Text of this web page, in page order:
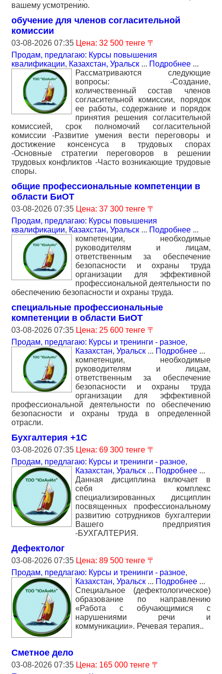
вашему усмотрению.
обучение для членов согласительной
комиссии
03-08-2026 07:35 Цена: 32 500 тенге 〒
Продам, предлагаю: Курсы повышения
квалификации, Казахстан, Уральск ... Подробнее ...
Рассматриваются следующие
вопросы: -Создание,
количественный состав членов
согласительной комиссии, порядок
ее работы, содержание и порядок
принятия решения согласительной
комиссией, срок полномочий согласительной
комиссии -Развитие умения вести переговоры и
достижение консенсуса в трудовых спорах
-Основные стратегии переговоров в решении
трудовых конфликтов -Часто возникающие трудовые
споры.
общие профессиональные компетенции в
области БиОТ
03-08-2026 07:35 Цена: 37 300 тенге 〒
Продам, предлагаю: Курсы повышения
квалификации, Казахстан, Уральск ... Подробнее ...
компетенции, необходимые
руководителям и лицам,
ответственным за обеспечение
безопасности и охраны труда
организации для эффективной
профессиональной деятельности по
обеспечению безопасности и охраны труда.
специальные профессиональные
компетенции в области БиОТ
03-08-2026 07:35 Цена: 25 600 тенге 〒
Продам, предлагаю: Курсы и тренинги - разное,
Казахстан, Уральск ... Подробнее ...
компетенции, необходимые
руководителям и лицам,
ответственным за обеспечение
безопасности и охраны труда
организации для эффективной
профессиональной деятельности по обеспечению
безопасности и охраны труда в определенной
отрасли.
Бухгалтерия +1С
03-08-2026 07:35 Цена: 69 300 тенге 〒
Продам, предлагаю: Курсы и тренинги - разное,
Казахстан, Уральск ... Подробнее ...
Данная дисциплина включает в
себя комплекс
специализированных дисциплин
посвященных профессиональному
развитию сотрудников бухгалтерии
Вашего предприятия
-БУХГАЛТЕРИЯ.
Дефектолог
03-08-2026 07:35 Цена: 89 500 тенге 〒
Продам, предлагаю: Курсы и тренинги - разное,
Казахстан, Уральск ... Подробнее ...
Специальное (дефектологическое)
образование по направлению
«Работа с обучающимися с
нарушениями речи и
коммуникации». Речевая терапия..
Сметное дело
03-08-2026 07:35 Цена: 165 000 тенге 〒